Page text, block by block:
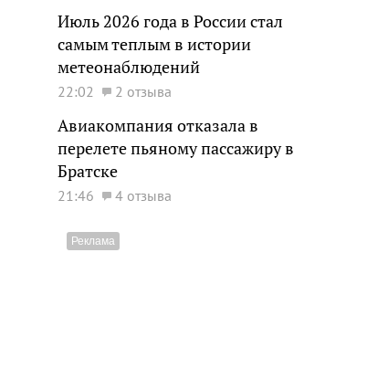
Июль 2026 года в России стал
самым теплым в истории
метеонаблюдений
22:02 2 отзыва
Авиакомпания отказала в
перелете пьяному пассажиру в
Братске
21:46 4 отзыва